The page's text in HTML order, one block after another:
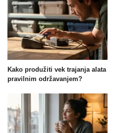
Kako produžiti vek trajanja alata
pravilnim održavanjem?